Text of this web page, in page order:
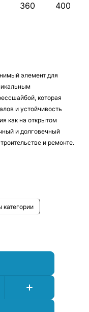
360 400
элемент для
которая
и устойчивость
как на открытом
и долговечный
и ремонте.
категории